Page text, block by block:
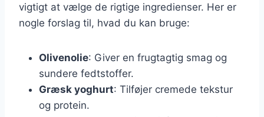
vigtigt at vælge de rigtige ingredienser. Her er
nogle forslag til, hvad du kan bruge:
Olivenolie: Giver en frugtagtig smag og
sundere fedtstoffer.
Græsk yoghurt: Tilføjer cremede tekstur
og protein.